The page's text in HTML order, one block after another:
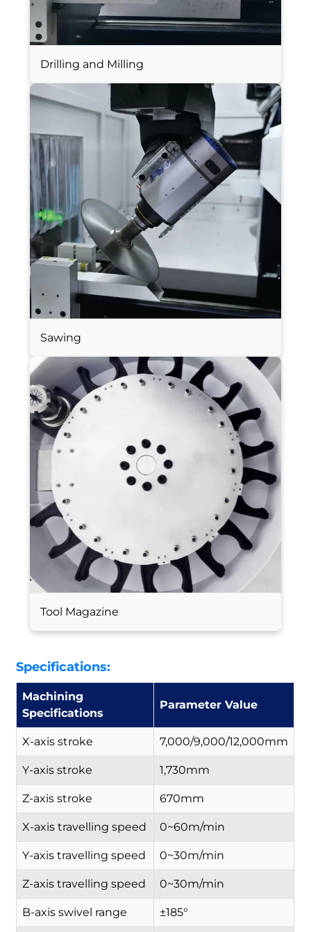
Drilling and Milling
Sawing
Tool Magazine
Specifications:
Machining
Specifications
Parameter Value
X-axis stroke 7,000/9,000/12,000mm
Y-axis stroke 1,730mm
Z-axis stroke 670mm
X-axis travelling speed 0~60m/min
Y-axis travelling speed 0~30m/min
Z-axis travelling speed 0~30m/min
B-axis swivel range ±185°